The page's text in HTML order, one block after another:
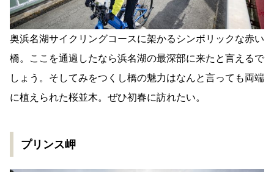
奥浜名湖サイクリングコースに架かるシンボリックな赤い
橋。ここを通過したなら浜名湖の最深部に来たと言えるで
しょう。そしてみをつくし橋の魅力はなんと言っても両端
に植えられた桜並木。ぜひ初春に訪れたい。
プリンス岬